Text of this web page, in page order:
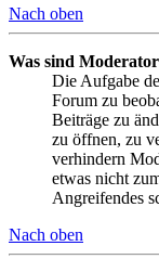
Nach oben
Was sind
Die Aufgabe
Forum zu
Beiträge zu
zu öffnen, zu
verhindern
etwas nicht
Angreifendes
Nach oben